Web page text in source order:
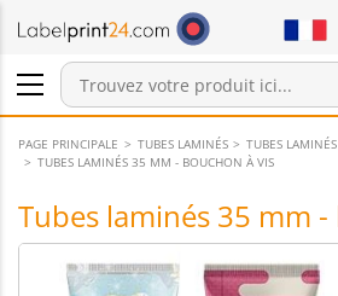
Connexion / Inscription
Produits dans le panier
Annonces
PAGE PRINCIPALE TUBES LAMINÉS
TUBES
TUBES LAMINÉS 35 MM - BOUCHON À VIS
Tubes laminés 35 mm